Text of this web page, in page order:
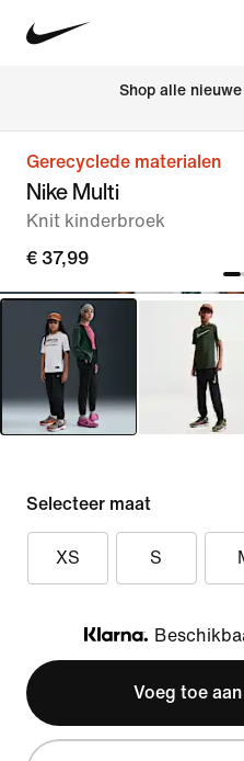
Shop alle
Gerecyclede materialen
Nike Multi
Knit kinderbroek
€ 37,99
Selecteer maat
XS S
Klarna
Voeg toe